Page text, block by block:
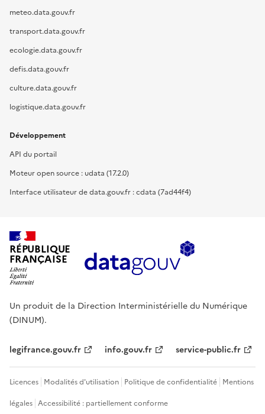
meteo.data.gouv.fr
transport.data.gouv.fr
ecologie.data.gouv.fr
defis.data.gouv.fr
culture.data.gouv.fr
logistique.data.gouv.fr
Développement
API du portail
Moteur open source : udata (17.2.0)
Interface utilisateur de data.gouv.fr : cdata (7ad44f4)
RÉPUBLIQUE
FRANÇAISE
Un produit de la Direction Interministérielle du Numérique
(DINUM).
legifrance.gouv.fr info.gouv.fr service-public.fr
Licences Modalités d'utilisation Politique de confidentialité Mentions
légales Accessibilité : partiellement conforme